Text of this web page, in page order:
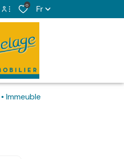
Espace propriétaire
0 Fr
Immeuble